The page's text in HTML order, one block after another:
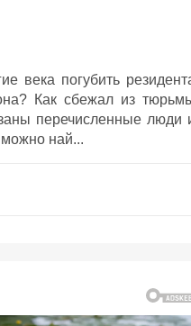
века погубить
Как сбежал из
перечисленные люди
най...